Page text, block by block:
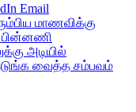
Email
மாணவிக்கு
பின்னணி
அடியில்
வைத்த சம்பவம்